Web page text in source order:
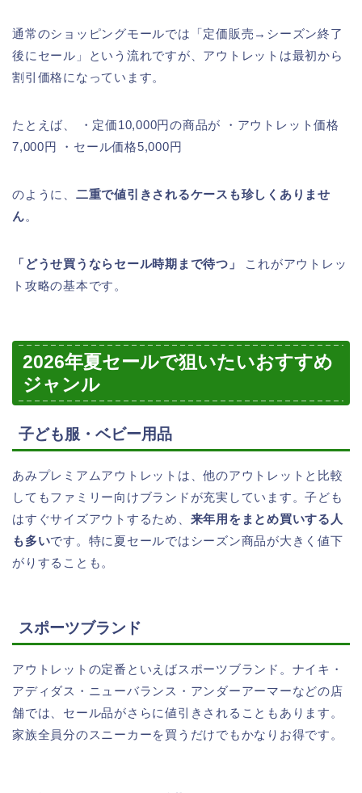
通常のショッピングモールでは「定価販売→シーズン終了
後にセール」という流れですが、アウトレットは最初から
割引価格になっています。
たとえば、 ・定価10,000円の商品が ・アウトレット価格
7,000円 ・セール価格5,000円
のように、 二重で値引きされるケースも珍しくありませ
ん。
「どうせ買うならセール時期まで待つ」
これがアウトレッ
ト攻略の基本です。
2026年夏セールで狙いたいおすすめ
ジャンル
子ども服・ベビー用品
あみプレミアムアウトレットは、他のアウトレットと比較
してもファミリー向けブランドが充実しています。子ども
はすぐサイズアウトするため、 来年用をまとめ買いする人
も多いです。特に夏セールではシーズン商品が大きく値下
がりすることも。
スポーツブランド
アウトレットの定番といえばスポーツブランド。ナイキ・
アディダス・ニューバランス・アンダーアーマーなどの店
舗では、セール品がさらに値引きされることもあります。
家族全員分のスニーカーを買うだけでもかなりお得です。